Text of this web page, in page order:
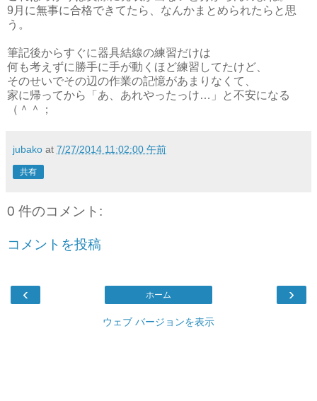
9月に無事に合格できてたら、なんかまとめられたらと思
う。
筆記後からすぐに器具結線の練習だけは
何も考えずに勝手に手が動くほど練習してたけど、
そのせいでその辺の作業の記憶があまりなくて、
家に帰ってから「あ、あれやったっけ…」と不安になる
（＾＾；
jubako at 7/27/2014 11:02:00 午前
共有
0 件のコメント:
コメントを投稿
‹ ›
ホーム
ウェブ バージョンを表示